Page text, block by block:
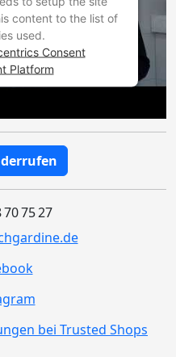
content to the list of
used.
Consent
Platform
75 27
bei Trusted Shops